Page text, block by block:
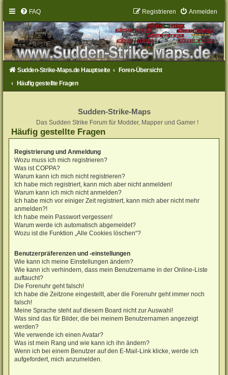
FAQ Anmelden
Registrieren
Sudden-Strike-Maps.de Hauptseite
Foren-Übersicht
Häufig gestellte Fragen
Sudden-Strike-Maps
Das Sudden Strike Forum für Modder, Mapper und Gamer !
Häufig gestellte Fragen
Registrierung und Anmeldung
Wozu muss ich mich registrieren?
Was ist COPPA?
Warum kann ich mich nicht registrieren?
Ich habe mich registriert, kann mich aber nicht anmelden!
Warum kann ich mich nicht anmelden?
Ich habe mich vor einiger Zeit registriert, kann mich aber nicht mehr
anmelden?!
Ich habe mein Passwort vergessen!
Warum werde ich automatisch abgemeldet?
Wozu ist die Funktion „Alle Cookies löschen“?
Benutzerpräferenzen und -einstellungen
Wie kann ich meine Einstellungen ändern?
Wie kann ich verhindern, dass mein Benutzername in der Online-Liste
auftaucht?
Die Forenuhr geht falsch!
Ich habe die Zeitzone eingestellt, aber die Forenuhr geht immer noch
falsch!
Meine Sprache steht auf diesem Board nicht zur Auswahl!
Was sind das für Bilder, die bei meinem Benutzernamen angezeigt
werden?
Wie verwende ich einen Avatar?
Was ist mein Rang und wie kann ich ihn ändern?
Wenn ich bei einem Benutzer auf den E-Mail-Link klicke, werde ich
aufgefordert, mich anzumelden.